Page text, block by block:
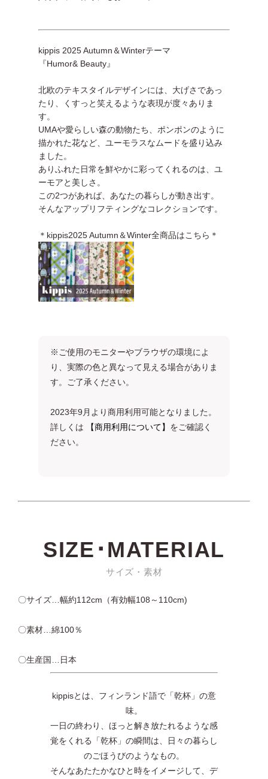
kippis 2025 Autumn＆Winterテーマ
『Humor& Beauty』
北欧のテキスタイルデザインには、大げさであっ
たり、くすっと笑えるような表現が度々ありま
す。
UMAや愛らしい森の動物たち、ポンポンのように
描かれた花など、ユーモラスなムードを盛り込み
ました。
ありふれた日常を鮮やかに彩ってくれるのは、ユ
ーモアと美しさ。
この2つがあれば、あなたの暮らしが動き出す。
そんなアップリフティングなコレクションです。
＊kippis2025 Autumn＆Winter全商品はこちら＊
※ご使用のモニターやブラウザの環境によ
り、実際の色と異なって見える場合がありま
す。ご了承ください。
2023年9月より商用利用可能となりました。
詳しくは
【商用利用について】 をご確認く
ださい。
SIZE･MATERIAL
サイズ・素材
〇サイズ…幅約112cm（有効幅108～110cm)
〇素材…綿100％
〇生産国…日本
kippisとは、フィンランド語で「乾杯」の意
味。
一日の終わり、ほっと解き放たれるような感
覚をくれる「乾杯」の瞬間は、日々の暮らし
のごほうびのようなもの。
そんなあたたかなひと時をイメージして、デ